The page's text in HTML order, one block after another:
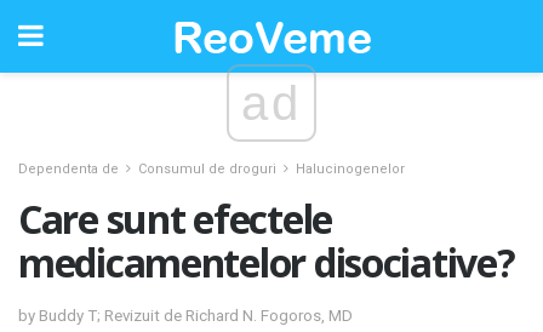
ad
Dependenta de Consumul de droguri Halucinogenelor
Care sunt efectele
medicamentelor disociative?
by Buddy T; Revizuit de Richard N. Fogoros, MD